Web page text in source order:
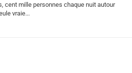
cent mille personnes chaque nuit autour
vraie...